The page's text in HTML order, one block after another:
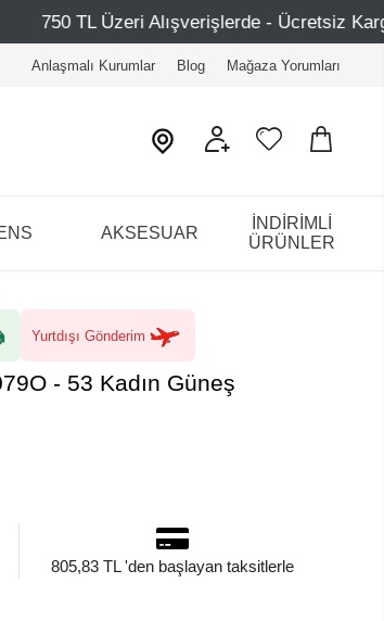
- Ücretsiz Kargo
Anlaşmalı Kurumlar Blog Mağaza Yorumları
AKSESUAR
İNDİRİMLİ
ÜRÜNLER
Yurtdışı Gönderim
- 53 Kadın Güneş
805,83 TL 'den başlayan taksitlerle